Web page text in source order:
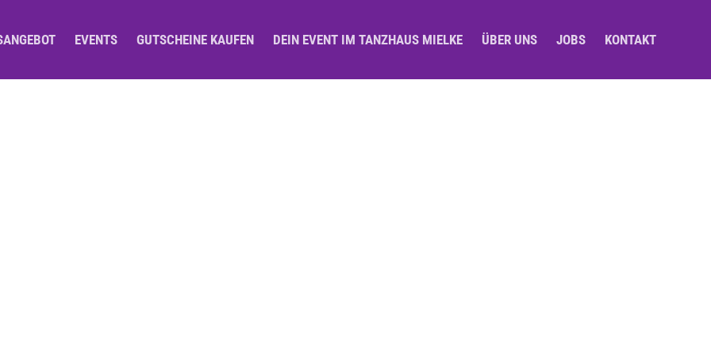
EVENTS GUTSCHEINE KAUFEN DEIN EVENT IM TANZHAUS MIELKE ÜBER UNS JOBS KONTAKT